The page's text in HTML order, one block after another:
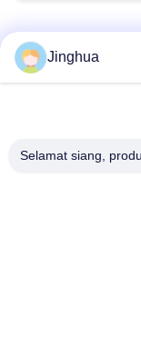
Jinghua
Selamat siang,